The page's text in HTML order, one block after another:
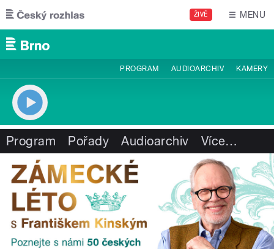
Přejít k hlavnímu obsahu
ŽIVĚ MENU
PROGRAM AUDIOARCHIV KAMERY
Program Pořady Audioarchiv Více…